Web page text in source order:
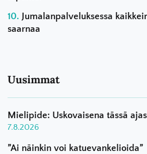
Jumalanpalveluksessa
saarnaa
Uusimmat
Mielipide: Uskovaisena tässä
7.8.2026
”Ai näinkin voi katuevankelioida”